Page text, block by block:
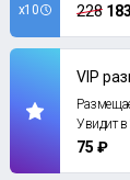
x10
228
VIP
Увидит в
75 ₽